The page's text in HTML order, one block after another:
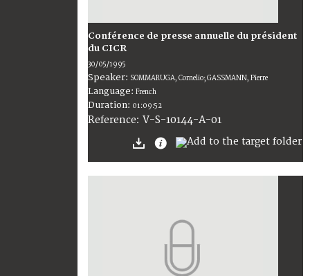
Conférence de presse annuelle du président
du CICR
30/05/1995
Speaker: SOMMARUGA, Cornelio; GASSMANN, Pierre
Language: French
Duration: 01:09:52
Reference: V-S-10144-A-01